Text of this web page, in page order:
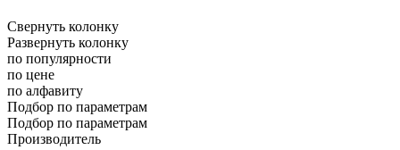
Свернуть колонку
Развернуть колонку
по популярности
по цене
по алфавиту
Подбор по параметрам
Подбор по параметрам
Производитель